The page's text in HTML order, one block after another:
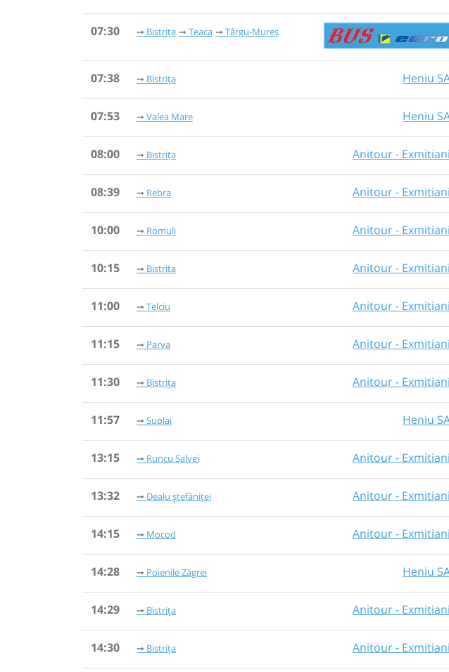
07:30 Bistrița Teaca Târgu-Mureș
07:38 Heniu
Bistrița
07:53 Heniu
Valea Mare
08:00 Anitour - Exmitiani
Bistrița
08:39 Anitour - Exmitiani
Rebra
10:00 Anitour - Exmitiani
Romuli
10:15 Anitour - Exmitiani
Bistrița
11:00 Anitour - Exmitiani
Telciu
11:15 Anitour - Exmitiani
Parva
11:30 Anitour - Exmitiani
Bistrița
11:57 Heniu
Suplai
13:15 Anitour - Exmitiani
Runcu Salvei
13:32 Anitour - Exmitiani
Dealu ștefăniței
14:15 Anitour - Exmitiani
Mocod
14:28 Heniu
Poienile Zăgrei
14:29 Anitour - Exmitiani
Bistrița
14:30 Anitour - Exmitiani
Bistrița